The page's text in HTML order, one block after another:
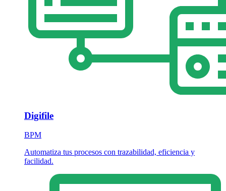
Digifile
BPM
Automatiza tus procesos con trazabilidad, eficiencia y
facilidad.